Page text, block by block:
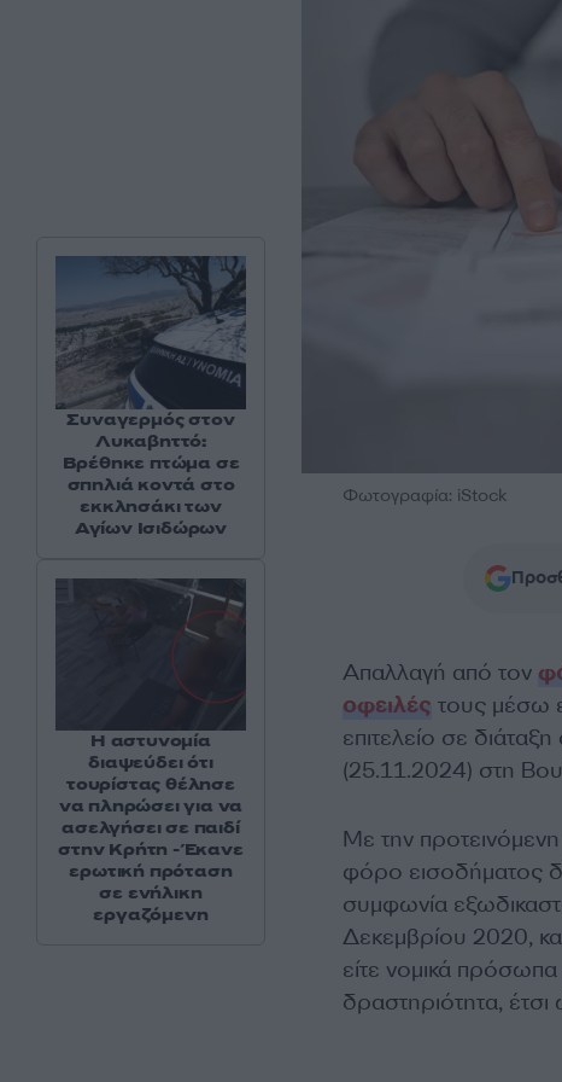
Φωτογραφία: iStock
Απαλλαγή από τον
οφειλές τους μέσω
επιτελείο σε
(25.11.2024) στη
Με την
φόρο εισοδήματος
συμφωνία
Δεκεμβρίου 2020,
είτε νομικά
δραστηριότητα,
Συναγερμός στον
Λυκαβηττό:
Βρέθηκε πτώμα σε
σπηλιά κοντά στο
εκκλησάκι των
Αγίων Ισιδώρων
Η αστυνομία
διαψεύδει ότι
τουρίστας θέλησε
να πληρώσει για να
ασελγήσει σε παιδί
στην Κρήτη - Έκανε
ερωτική πρόταση
σε ενήλικη
εργαζόμενη